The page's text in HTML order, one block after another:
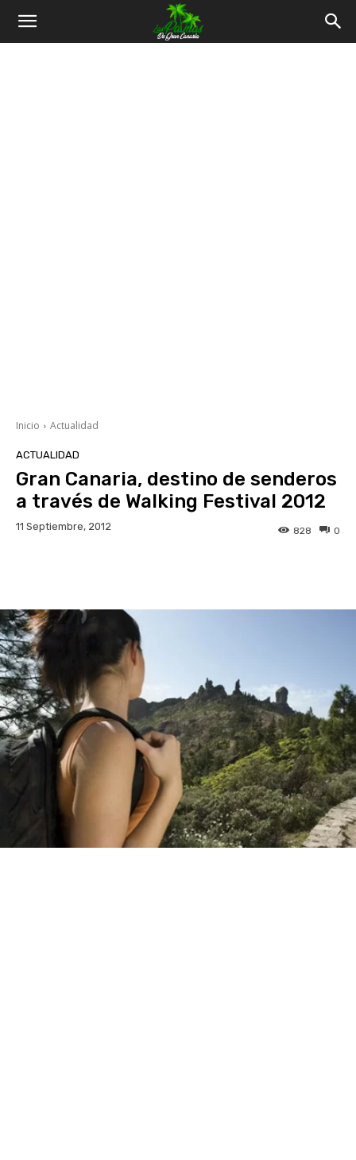
Inicio Actualidad
ACTUALIDAD
Gran Canaria, destino de senderos
a través de Walking Festival 2012
11 Septiembre, 2012 0
828